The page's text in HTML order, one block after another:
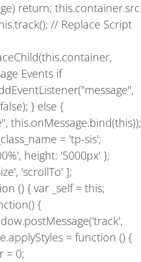
return; this.container.src
// Replace Script
Events if
} else {
this.onMessage.bind(this));
= 'tp-sis';
height: '5000px' };
'scrollTo' ];
() { var _self = this;
{
= function () {
= 0;